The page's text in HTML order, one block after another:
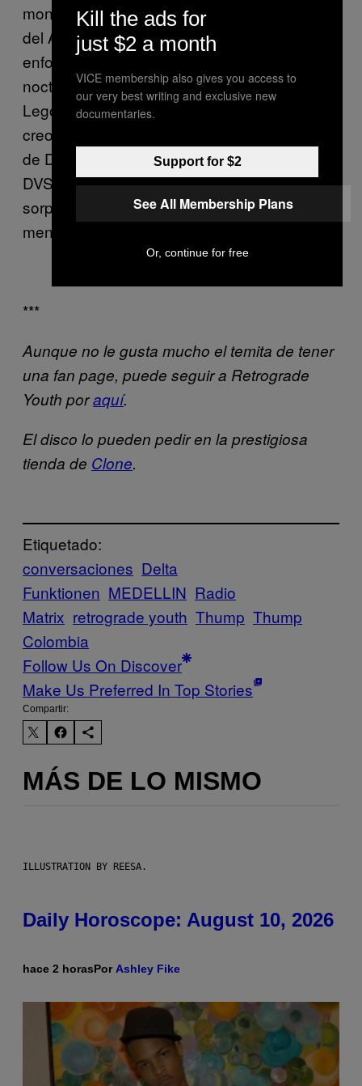
montón el próximo 17 de Junio en la clausura
del AMME, que es un nuevo espacio
enfocado a lo académico con una clausura
nocturna. En esta primera versión estará
Legowelt y Gavin Russom… aún no me lo
creo. Ya después se viene la reinauguración
de Doce con Function y el segundo round de
DVS1 en Medellín con Move, ah y una
sorpresa para finales de Julio. ¡Y todo eso en
menos de dos meses!
***
Aunque no le gusta mucho el temita de tener
una fan page, puede seguir a Retrograde
Youth poraquí.
El disco lo pueden pedir en la prestigiosa
tienda de Clone.
Etiquetado:
conversaciones Delta
Funktionen MEDELLIN Radio
Matrix retrograde youth Thump Thump
Colombia
Follow Us On Discover
Make Us Preferred In Top Stories
Compartir:
MÁS DE LO MISMO
ILLUSTRATION BY REESA.
Daily Horoscope: August 10, 2026
hace 2 horasPorAshley Fike
Kill the ads for
just $2 a month
VICE membership also gives you access to
our very best writing and exclusive new
documentaries.
Support for $2
See All Membership Plans
Or, continue for free